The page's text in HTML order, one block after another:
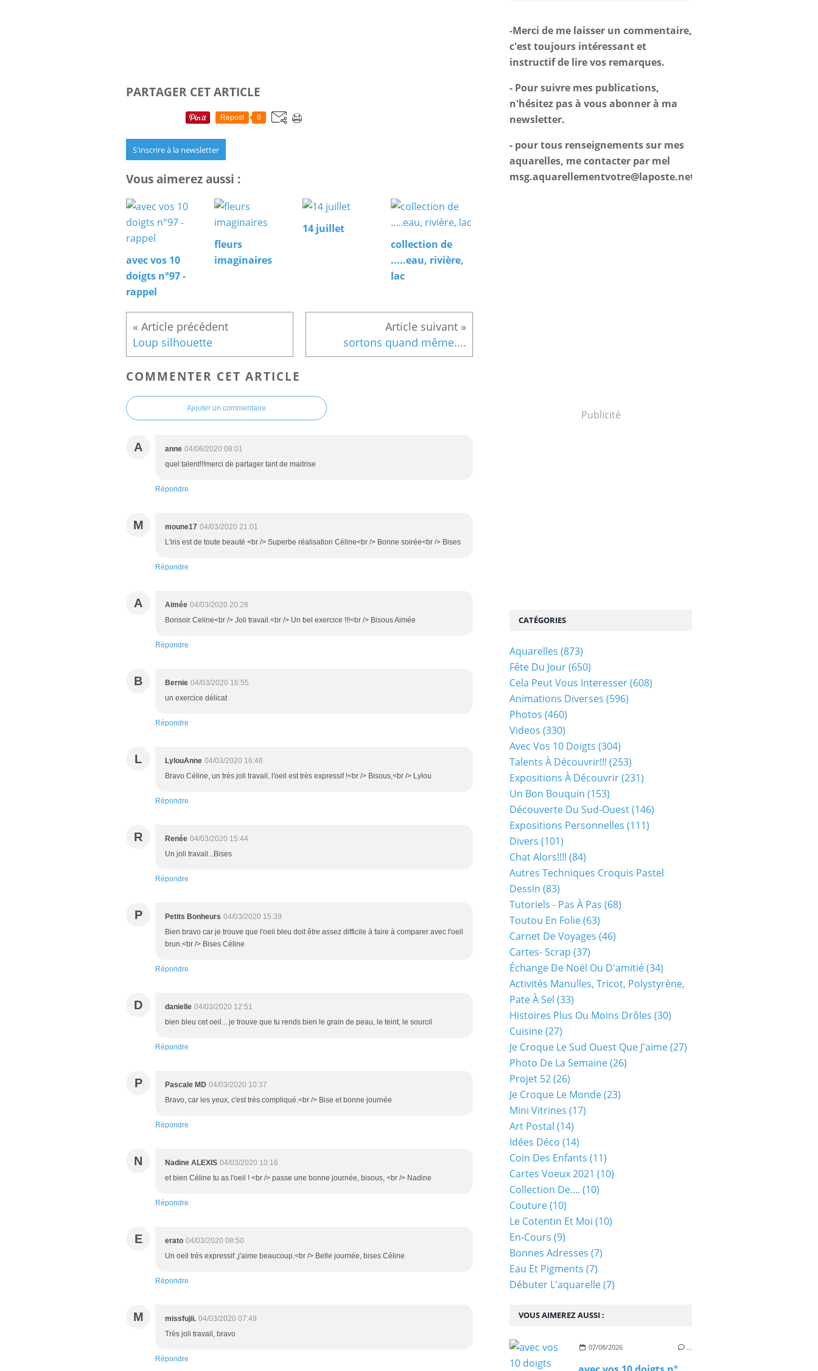
PARTAGER CET ARTICLE
Repost 0
S'inscrire à la newsletter
Vous aimerez aussi :
avec vos 10
doigts n°97 -
rappel
fleurs
imaginaires
14 juillet
collection de
.....eau, rivière,
lac
Loup silhouette sortons quand même....
COMMENTER CET ARTICLE
Ajouter un commentaire
A anne 04/06/2020 08:01
quel talent!!!merci de partager tant de maitrise
Répondre
M moune17 04/03/2020 21:01
L'iris est de toute beauté <br /> Superbe réalisation Céline<br /> Bonne soirée<br /> Bises
Répondre
A Aimée 04/03/2020 20:28
Bonsoir Celine<br /> Joli travail.<br /> Un bel exercice !!!<br /> Bisous Aimée
Répondre
B Bernie 04/03/2020 16:55
un exercice délicat
Répondre
L LylouAnne 04/03/2020 16:46
Bravo Céline, un très joli travail, l'oeil est très expressif !<br /> Bisous,<br /> Lylou
Répondre
R Renée 04/03/2020 15:44
Un joli travail...Bises
Répondre
P Petits Bonheurs 04/03/2020 15:39
Bien bravo car je trouve que l'oeil bleu doit être assez difficile à faire à comparer avec l'oeil
brun.<br /> Bises Céline
Répondre
D danielle 04/03/2020 12:51
bien bleu cet oeil... je trouve que tu rends bien le grain de peau, le teint, le sourcil
Répondre
P Pascale MD 04/03/2020 10:37
Bravo, car les yeux, c'est très compliqué.<br /> Bise et bonne journée
Répondre
N Nadine ALEXIS 04/03/2020 10:16
et bien Céline tu as l'oeil ! <br /> passe une bonne journée, bisous, <br /> Nadine
Répondre
E erato 04/03/2020 08:50
Un oeil très expressif ,j'aime beaucoup.<br /> Belle journée, bises Céline
Répondre
M missfujii. 04/03/2020 07:49
Très joli travail, bravo
Répondre
Publicité
VOUS AIMEREZ AUSSI :
07/08/2026 …
CATÉGORIES
Aquarelles (873)
Fête Du Jour(650)
Cela Peut Vous Interesser(608)
Animations Diverses (596)
Photos (460)
Videos (330)
Avec Vos 10 Doigts (304)
Talents À Découvrir!!! (253)
Expositions À Découvrir(231)
Un Bon Bouquin (153)
Découverte Du Sud-Ouest(146)
Expositions Personnelles (111)
Divers (101)
Chat Alors!!!! (84)
Autres Techniques Croquis Pastel
Dessin (83)
Tutoriels - Pas À Pas (68)
Toutou En Folie(63)
Carnet De Voyages (46)
Cartes- Scrap (37)
Échange De Noël Ou D'amitié(34)
Activités Manulles, Tricot, Polystyrène,
Pate À Sel (33)
Histoires Plus Ou Moins Drôles (30)
Cuisine(27)
Je Croque Le Sud Ouest Que J'aime(27)
Photo De La Semaine(26)
Projet 52(26)
Je Croque Le Monde(23)
Mini Vitrines (17)
Art Postal (14)
Idées Déco (14)
Coin Des Enfants (11)
Cartes Voeux 2021 (10)
Collection De.... (10)
Couture(10)
Le Cotentin Et Moi (10)
En-Cours (9)
Bonnes Adresses (7)
Eau Et Pigments (7)
Débuter L'aquarelle(7)
-Merci de me laisser un commentaire,
c'est toujours intéressant et
instructif de lire vos remarques.
- Pour suivre mes publications,
n'hésitez pas à vous abonner à ma
newsletter.
- pour tous renseignements sur mes
aquarelles, me contacter par mel
msg.aquarellementvotre@laposte.net